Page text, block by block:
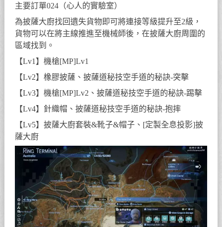
主要訂單024（心人的實驗室）
為披薩大廚找回遺失貨物即可將連接等級提升至2級，
貨物可以在將主線推進至機械師後，在披薩大廚周圍的
區域找到。
【Lv1】機槍[MP]Lv1
【Lv2】橡膠披薩、披薩道秘技空手道的秘訣-突擊
【Lv3】機槍[MP]Lv2、披薩道秘技空手道的秘訣-踢擊
【Lv4】針織帽、披薩道秘技空手道的秘訣-抱摔
【Lv5】披薩大廚套裝&靴子&帽子、[定製全息投影]披
薩大廚